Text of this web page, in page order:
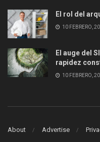
El rol del
10 FEBRERO,
El auge del
rapidez
10 FEBRERO,
About Advertise